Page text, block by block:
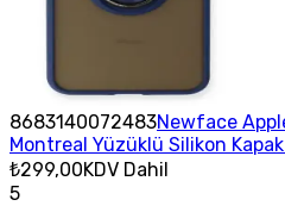
8683140072483Newface
Montreal Yüzüklü Silikon
₺299,00KDV Dahil
5